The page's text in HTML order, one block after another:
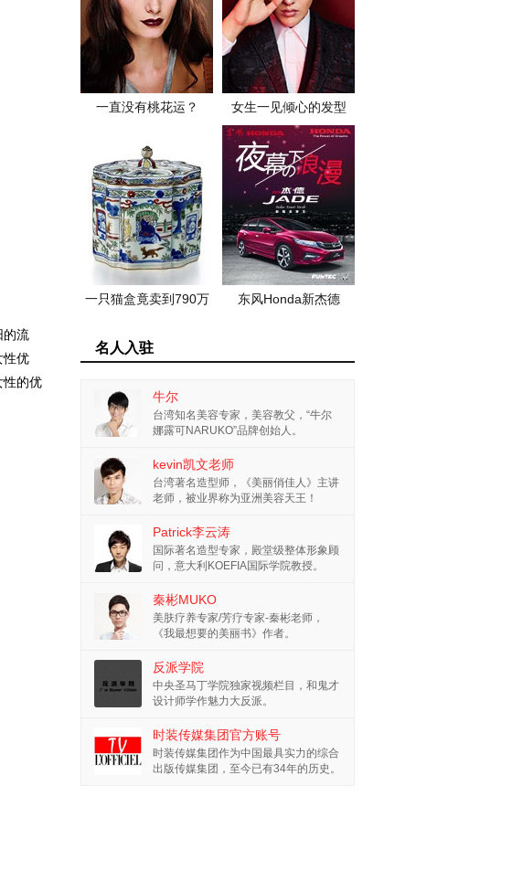
的流
性优
性的优
一直没有桃花运？ 女生一见倾心的发型
一只猫盒竟卖到790万 东风Honda新杰德
名人入驻
牛尔
台湾知名美容专家，美容教父，“牛尔
娜露可NARUKO”品牌创始人。
kevin凯文老师
台湾著名造型师，《美丽俏佳人》主讲
老师，被业界称为亚洲美容天王！
Patrick李云涛
国际著名造型专家，殿堂级整体形象顾
问，意大利KOEFIA国际学院教授。
秦彬MUKO
美肤疗养专家/芳疗专家-秦彬老师，
《我最想要的美丽书》作者。
反派学院
中央圣马丁学院独家视频栏目，和鬼才
设计师学作魅力大反派。
时装传媒集团官方账号
时装传媒集团作为中国最具实力的综合
出版传媒集团，至今已有34年的历史。